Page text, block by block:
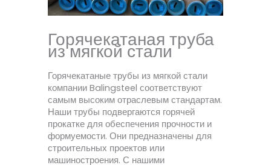
Горячекатаная труба
из мягкой стали
Горячекатаные трубы из мягкой стали
компании Balingsteel соответствуют
самым высоким отраслевым стандартам.
Наши трубы подвергаются горячей
прокатке для обеспечения прочности и
формуемости. Они предназначены для
строительных проектов или
машиностроения. С нашими